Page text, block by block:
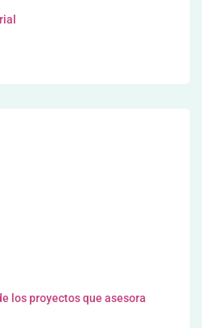
los proyectos que asesora